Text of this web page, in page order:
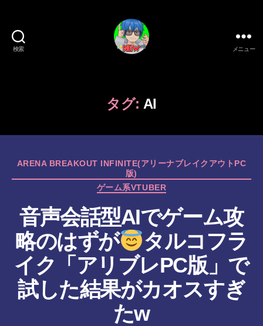
検索
ー
ム/
ジ
ッ
ト
系
さ
む
げ
た
ん
メニュー
タグ: AI
カ
テ
ゴ
ー
ARENA BREAKOUT INFINITE(アリーナブレイクアウトPC
版)
ゲーム系VTUBER
音声会話型AIでゲーム攻
略のはずが
タルコフラ
イク「アリブレPC版」で
試した結果がカオスすぎ
たw
作
成